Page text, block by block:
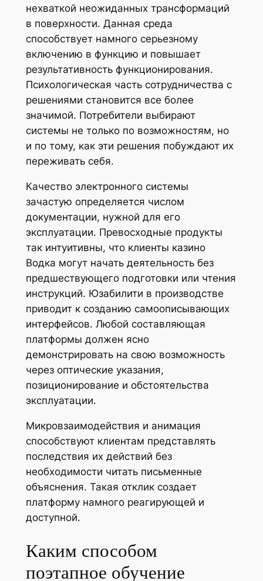
нехваткой неожиданных трансформаций
в поверхности. Данная среда
способствует намного серьезному
включению в функцию и повышает
результативность функционирования.
Психологическая часть сотрудничества с
решениями становится все более
значимой. Потребители выбирают
системы не только по возможностям, но
и по тому, как эти решения побуждают их
переживать себя.
Качество электронного системы
зачастую определяется числом
документации, нужной для его
эксплуатации. Превосходные продукты
так интуитивны, что клиенты казино
Водка могут начать деятельность без
предшествующего подготовки или чтения
инструкций. Юзабилити в производстве
приводит к созданию самоописывающих
интерфейсов. Любой составляющая
платформы должен ясно
демонстрировать на свою возможность
через оптические указания,
позиционирование и обстоятельства
эксплуатации.
Микровзаимодействия и анимация
способствуют клиентам представлять
последствия их действий без
необходимости читать письменные
объяснения. Такая отклик создает
платформу намного реагирующей и
доступной.
Каким способом
поэтапное обучение